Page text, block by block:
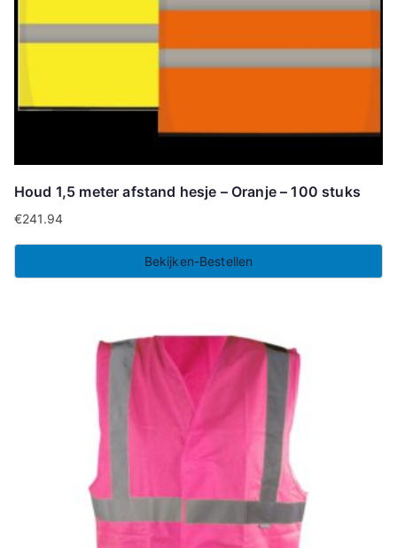
Houd 1,5 meter afstand hesje – Oranje – 100 stuks
€241.94
Bekijken-Bestellen